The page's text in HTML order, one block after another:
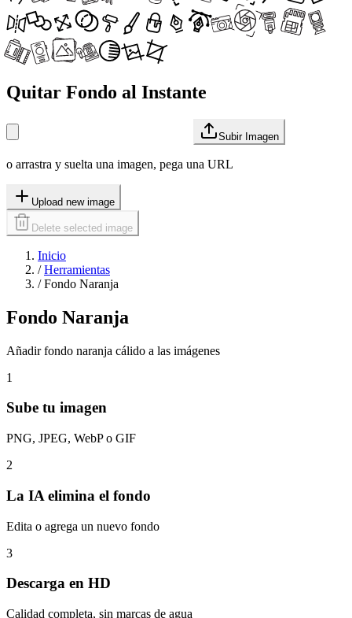
Quitar Fondo al Instante
Subir Imagen
o arrastra y suelta una imagen, pega una URL
Upload new image
Delete selected image
Inicio
/ Herramientas
/ Fondo Naranja
Fondo Naranja
Añadir fondo naranja cálido a las imágenes
1
Sube tu imagen
PNG, JPEG, WebP o GIF
2
La IA elimina el fondo
Edita o agrega un nuevo fondo
3
Descarga en HD
Calidad completa, sin marcas de agua